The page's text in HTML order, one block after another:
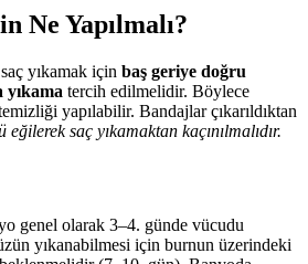
Ne Yapılmalı?
yıkamak için baş geriye doğru
tercih edilmelidir. Böylece
yapılabilir. Bandajlar çıkarıldıktan
eğilerek saç yıkamaktan kaçınılmalıdır.
genel olarak 3–4. günde vücudu
yıkanabilmesi için burnun üzerindeki